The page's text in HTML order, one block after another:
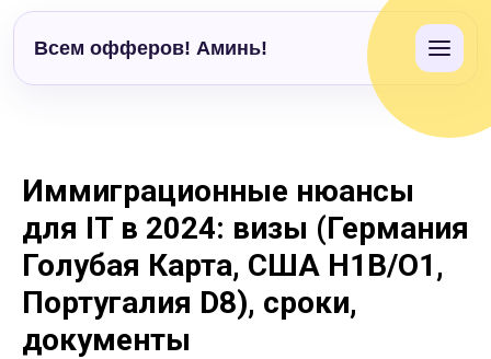
Всем офферов! Аминь!
Иммиграционные нюансы
для IT в 2024: визы (Германия
Голубая Карта, США H1B/O1,
Португалия D8), сроки,
документы